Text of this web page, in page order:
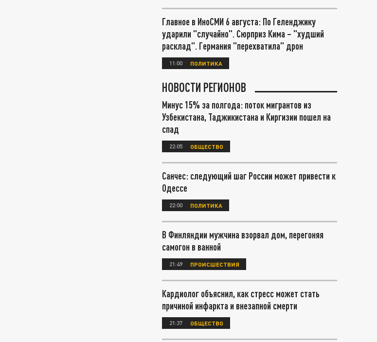
Главное в ИноСМИ 6 августа: По Геленджику
ударили "случайно". Сюрприз Кима – "худший
расклад". Германия "перехватила" дрон
11:00 ПОЛИТИКА
НОВОСТИ РЕГИОНОВ
Минус 15% за полгода: поток мигрантов из
Узбекистана, Таджикистана и Киргизии пошел на
спад
22:05 ОБЩЕСТВО
Санчес: следующий шаг России может привести к
Одессе
22:00 ПОЛИТИКА
В Финляндии мужчина взорвал дом, перегоняя
самогон в ванной
21:49 ПРОИСШЕСТВИЯ
Кардиолог объяснил, как стресс может стать
причиной инфаркта и внезапной смерти
21:37 ОБЩЕСТВО